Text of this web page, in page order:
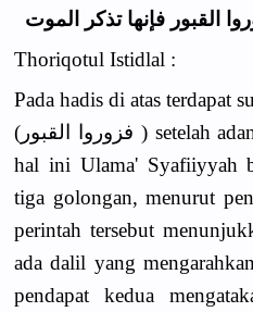
القبور فإنها تذكر الموت
Thoriqotul Istidlal :
Pada hadis di atas terdapat
(فزوروا القبور ) setelah adanya suatu larangan .Dalam
hal ini Ulama' Syafiiyyah
tiga golongan, menurut
perintah tersebut
ada dalil yang
pendapat kedua